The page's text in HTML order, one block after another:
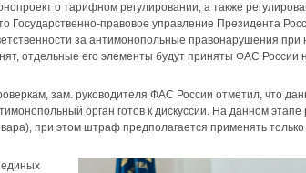
о тарифном регулировании, а также
Государственно-правовое управление Президента
за антимонопольные правонарушения при
отдельные его элементы будут приняты ФАС России
зам. руководителя ФАС России отметил, что
орган готов к дискуссии. На данном
при этом штраф предполагается применять только
единых